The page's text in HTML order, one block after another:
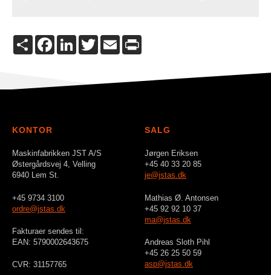
ShareFacebookLinkedInTwitterEmail
KONTOR
Maskinfabrikken JST A/S
Østergårdsvej 4, Velling
6940 Lem St.
+45 9734 3100
ordre@jstas.dk
Fakturaer sendes til:
EAN: 5790002643675
CVR: 31157765
SALG
Jørgen Eriksen
+45 40 33 20 85
je@jstas.dk
Mathias Ø. Antonsen
+45 92 92 10 37
ma@jstas.dk
Andreas Sloth Pihl
+45 26 25 50 59
asp@jstas.dk